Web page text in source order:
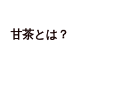
甘茶とは？